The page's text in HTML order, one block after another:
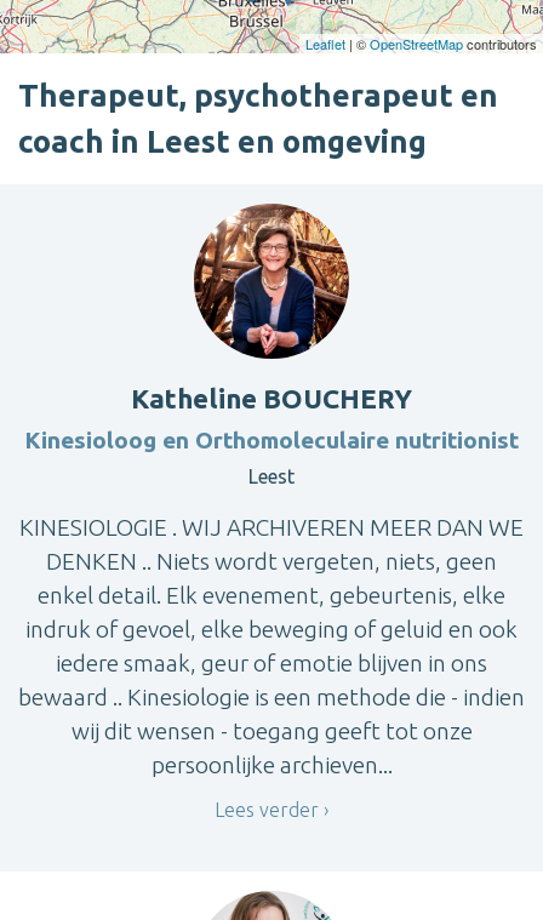
Leaflet | ©OpenStreetMapcontributors
Therapeut, psychotherapeut en
coach in Leest en omgeving
Katheline BOUCHERY
Kinesioloog en Orthomoleculaire nutritionist
Leest
KINESIOLOGIE . WIJ ARCHIVEREN MEER DAN WE
DENKEN .. Niets wordt vergeten, niets, geen
enkel detail. Elk evenement, gebeurtenis, elke
indruk of gevoel, elke beweging of geluid en ook
iedere smaak, geur of emotie blijven in ons
bewaard .. Kinesiologie is een methode die - indien
wij dit wensen - toegang geeft tot onze
persoonlijke archieven...
Lees verder